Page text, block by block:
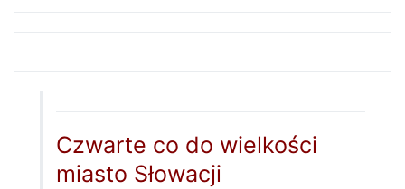
Czwarte co do wielkości
miasto Słowacji